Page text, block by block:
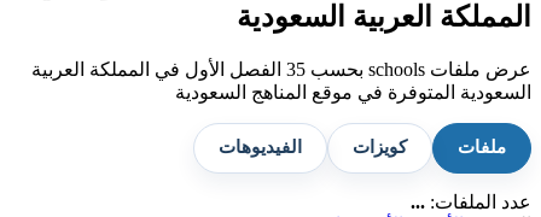
المملكة العربية السعودية
عرض ملفات schools بحسب 35 الفصل الأول في المملكة العربية
السعودية المتوفرة في موقع المناهج السعودية
ملفات كويزات الفيديوهات
عدد الملفات: ...